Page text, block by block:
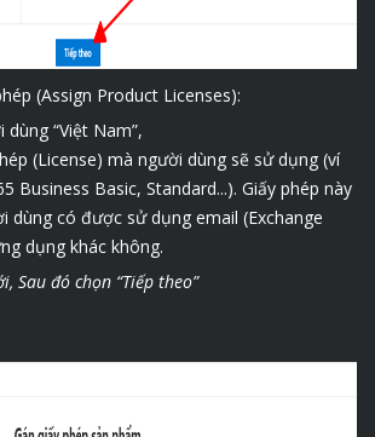
(Assign Product Licenses):
“Việt Nam”,
(License) mà người dùng sẽ sử dụng (ví
Business Basic, Standard...). Giấy phép này
dùng có được sử dụng email (Exchange
dụng khác không.
Sau đó chọn “Tiếp theo”